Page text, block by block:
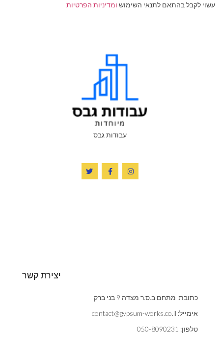
עשוי לקבל בהתאם לתנאי השימוש ומדיניות הפרטיות
עבודות גבס
יצירת קשר
כתובת: מתחם ב.ס.ר מצדה 9 בני ברק
אימייל: contact@gypsum-works.co.il
טלפון: 050-8090231